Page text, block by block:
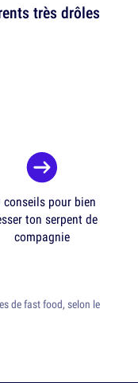
très drôles
conseils pour bien
ton serpent de
compagnie
de fast food, selon le